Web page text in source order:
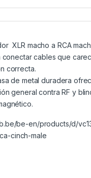
XLR macho a RCA
conectar cables que
correcta.
de metal duradera
general contra RF y
be-en/products/d/
cinch-male